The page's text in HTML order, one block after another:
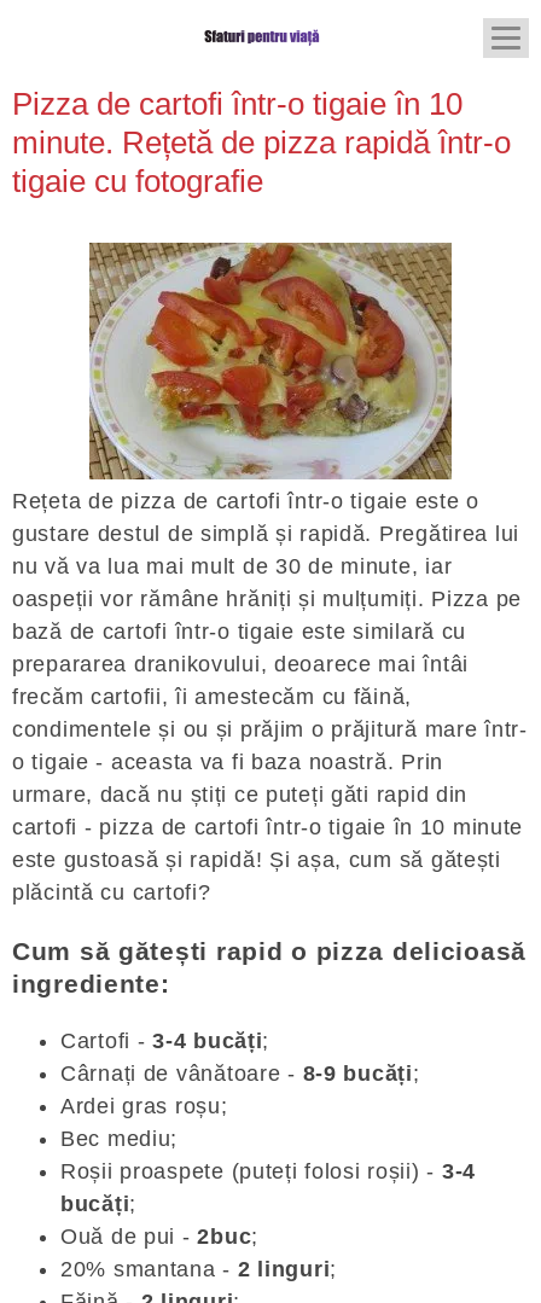
Pizza de cartofi într-o tigaie în 10
minute. Rețetă de pizza rapidă într-o
tigaie cu fotografie
Rețeta de pizza de cartofi într-o tigaie este o
gustare destul de simplă și rapidă. Pregătirea lui
nu vă va lua mai mult de 30 de minute, iar
oaspeții vor rămâne hrăniți și mulțumiți. Pizza pe
bază de cartofi într-o tigaie este similară cu
prepararea dranikovului, deoarece mai întâi
frecăm cartofii, îi amestecăm cu făină,
condimentele și ou și prăjim o prăjitură mare într-
o tigaie - aceasta va fi baza noastră. Prin
urmare, dacă nu știți ce puteți găti rapid din
cartofi - pizza de cartofi într-o tigaie în 10 minute
este gustoasă și rapidă! Și așa, cum să gătești
plăcintă cu cartofi?
Cum să gătești rapid o pizza delicioasă
ingrediente:
Cartofi -3-4 bucăți;
Cârnați de vânătoare - 8-9 bucăți;
Ardei gras roșu;
Bec mediu;
Roșii proaspete (puteți folosi roșii) - 3-4
bucăți;
Ouă de pui -2buc;
20% smantana - 2 linguri;